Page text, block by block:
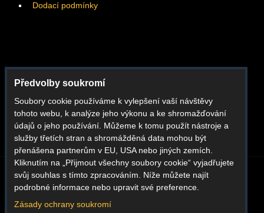
Dodací podmínky
Instagram
Youtube
Whatsapp
BLOG O NÁS KONTAKT
REKLAMACE
DODACÍ PODMÍNKY
OBCHODNÍ PODMÍNKY
Předvolby soukromí
Soubory cookie používáme k vylepšení vaší návštěvy
tohoto webu, k analýze jeho výkonu a ke shromažďování
údajů o jeho používání. Můžeme k tomu použít nástroje a
služby třetích stran a shromážděná data mohou být
přenášena partnerům v EU, USA nebo jiných zemích.
Kliknutím na „Přijmout všechny soubory cookie“ vyjadřujete
svůj souhlas s tímto zpracováním. Níže můžete najít
podrobné informace nebo upravit své preference.
Zásady ochrany soukromí